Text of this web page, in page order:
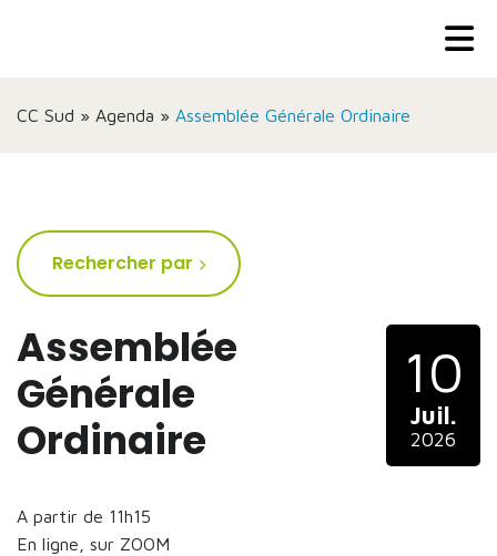
CC Sud » Agenda » Assemblée Générale Ordinaire
Assemblée
Générale
Ordinaire
A partir de 11h15
En ligne, sur ZOOM
10
Juil.
2026
Rechercher par